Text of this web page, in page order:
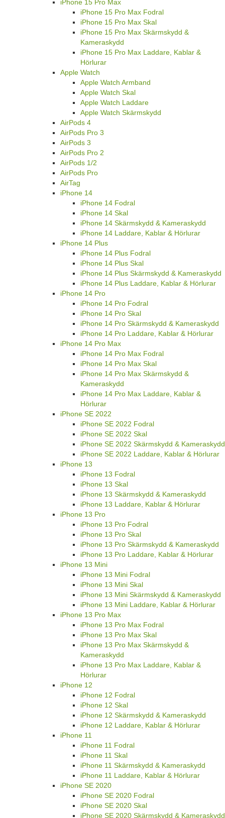
iPhone 15 Pro Max
iPhone 15 Pro Max Fodral
iPhone 15 Pro Max Skal
iPhone 15 Pro Max Skärmskydd &
Kameraskydd
iPhone 15 Pro Max Laddare, Kablar &
Hörlurar
Apple Watch
Apple Watch Armband
Apple Watch Skal
Apple Watch Laddare
Apple Watch Skärmskydd
AirPods 4
AirPods Pro 3
AirPods 3
AirPods Pro 2
AirPods 1/2
AirPods Pro
AirTag
iPhone 14
iPhone 14 Fodral
iPhone 14 Skal
iPhone 14 Skärmskydd & Kameraskydd
iPhone 14 Laddare, Kablar & Hörlurar
iPhone 14 Plus
iPhone 14 Plus Fodral
iPhone 14 Plus Skal
iPhone 14 Plus Skärmskydd & Kameraskydd
iPhone 14 Plus Laddare, Kablar & Hörlurar
iPhone 14 Pro
iPhone 14 Pro Fodral
iPhone 14 Pro Skal
iPhone 14 Pro Skärmskydd & Kameraskydd
iPhone 14 Pro Laddare, Kablar & Hörlurar
iPhone 14 Pro Max
iPhone 14 Pro Max Fodral
iPhone 14 Pro Max Skal
iPhone 14 Pro Max Skärmskydd &
Kameraskydd
iPhone 14 Pro Max Laddare, Kablar &
Hörlurar
iPhone SE 2022
iPhone SE 2022 Fodral
iPhone SE 2022 Skal
iPhone SE 2022 Skärmskydd & Kameraskydd
iPhone SE 2022 Laddare, Kablar & Hörlurar
iPhone 13
iPhone 13 Fodral
iPhone 13 Skal
iPhone 13 Skärmskydd & Kameraskydd
iPhone 13 Laddare, Kablar & Hörlurar
iPhone 13 Pro
iPhone 13 Pro Fodral
iPhone 13 Pro Skal
iPhone 13 Pro Skärmskydd & Kameraskydd
iPhone 13 Pro Laddare, Kablar & Hörlurar
iPhone 13 Mini
iPhone 13 Mini Fodral
iPhone 13 Mini Skal
iPhone 13 Mini Skärmskydd & Kameraskydd
iPhone 13 Mini Laddare, Kablar & Hörlurar
iPhone 13 Pro Max
iPhone 13 Pro Max Fodral
iPhone 13 Pro Max Skal
iPhone 13 Pro Max Skärmskydd &
Kameraskydd
iPhone 13 Pro Max Laddare, Kablar &
Hörlurar
iPhone 12
iPhone 12 Fodral
iPhone 12 Skal
iPhone 12 Skärmskydd & Kameraskydd
iPhone 12 Laddare, Kablar & Hörlurar
iPhone 11
iPhone 11 Fodral
iPhone 11 Skal
iPhone 11 Skärmskydd & Kameraskydd
iPhone 11 Laddare, Kablar & Hörlurar
iPhone SE 2020
iPhone SE 2020 Fodral
iPhone SE 2020 Skal
iPhone SE 2020 Skärmskydd & Kameraskydd